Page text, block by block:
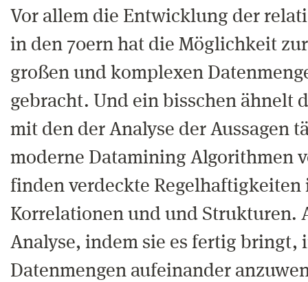
Vor allem die Entwicklung der
in den 70ern hat die Möglichkeit
großen und komplexen
gebracht. Und ein bisschen ähnelt
mit den der Analyse der Aussagen
moderne Datamining Algorithmen
finden verdeckte Regelhaftigkeiten
Korrelationen und und Strukturen.
Analyse, indem sie es fertig bringt,
Datenmengen aufeinander